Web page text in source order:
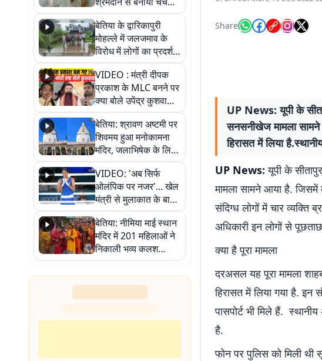
पुल
बेतिया के द्वारिकापुरी
मोहल्ले में जलजमाव के
विरोध में लोगों का प्रदर्शन,
स्थायी समाधान की मांग
VIDEO : मंत्री दीपक
प्रकाश के MLC बनने पर
क्या बोले उपेंद्र कुशवाहा,
सुनिए
बेतिया: श्रावण अष्टमी पर
शिवमय हुआ मनोकामना
मंदिर, जलाभिषेक के लिए
लगी लंबी कतारें
VIDEO: 'अब सिर्फ
ओलंपिक पर नजर'... खेल
मंत्री से मुलाकात के बाद
जैसमीन लंबोरिया का बड़ा
बयान
बेतिया: नीमिया माई स्थान
मंदिर में 201 महिलाओं ने
निकाली भव्य कलश
शोभायात्रा, शिवलिंग
प्राण-प्रतिष्ठा महोत्सव
शुरू
Share
UP News: यूपी के
सनसनीखेज मामला
हिरासत में लिया
UP News: यूपी के
मामला सामने आया है. जिसमें
संदिग्ध लोगों में चार
अधिकारी इन लोगों से
क्या है पूरा मामला
दरअसल यह पूरा मामला
हिरासत में लिया गया है. इन
पासपोर्ट भी मिले हैं.
है.
फोन पर पुलिस को मिली थी